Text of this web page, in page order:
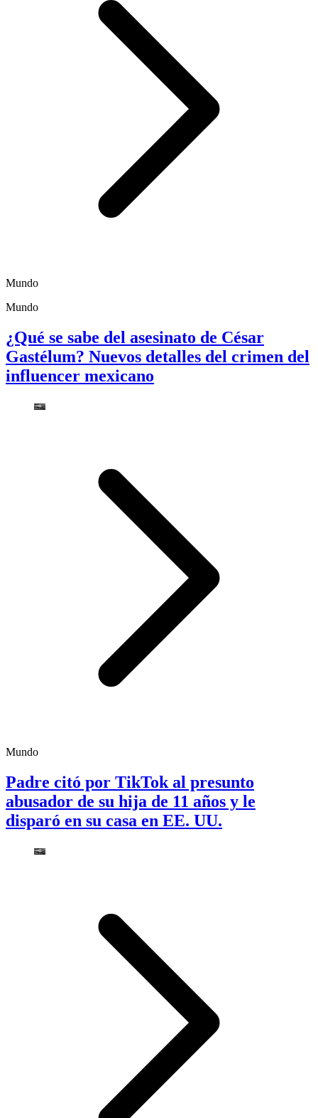
Mundo
Mundo
¿Qué se sabe del asesinato de César
Gastélum? Nuevos detalles del crimen del
influencer mexicano
Mundo
Padre citó por TikTok al presunto
abusador de su hija de 11 años y le
disparó en su casa en EE. UU.